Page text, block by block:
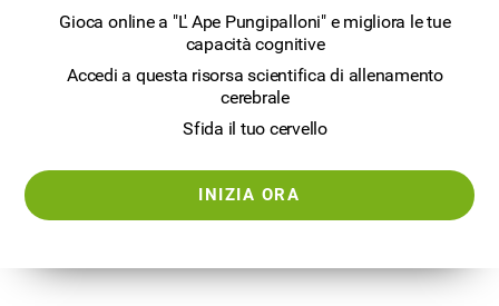
Gioca online a "L' Ape Pungipalloni" e migliora le tue
capacità cognitive
Accedi a questa risorsa scientifica di allenamento
cerebrale
Sfida il tuo cervello
INIZIA ORA